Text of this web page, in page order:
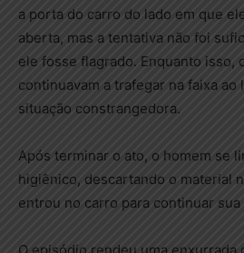
a porta do carro do lado em que
aberta, mas a tentativa não foi
ele fosse flagrado. Enquanto isso,
continuavam a trafegar na faixa ao
situação constrangedora.
Após terminar o ato, o homem se
higiênico, descartando o material
entrou no carro para continuar sua
O episódio rendeu uma enxurrada